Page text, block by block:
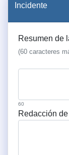
Incidente
Resumen de
(60 caracteres
60
Redacción